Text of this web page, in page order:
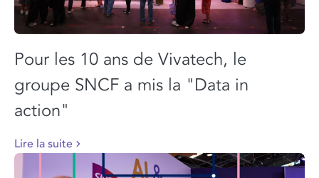
Pour les 10 ans de Vivatech, le
groupe SNCF a mis la "Data in
action"
Lire la suite